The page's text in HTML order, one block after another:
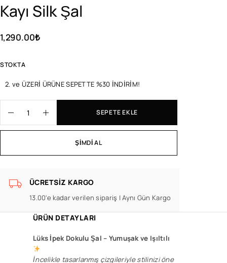
Kayı Silk Şal
1,290.00₺
STOKTA
2. ve ÜZERİ ÜRÜNE SEPETTE %30 İNDİRİM!
SEPETE EKLE
ŞIMDI AL
ÜCRETSIZ KARGO
13.00'e kadar verilen sipariş | Aynı Gün Kargo
ÜRÜN DETAYLARI
Lüks İpek Dokulu Şal – Yumuşak ve Işıltılı
İncelikle tasarlanmış çizgileriyle stilinizi öne